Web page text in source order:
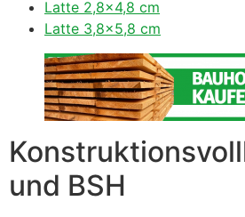
Latte 2,8×4,8 cm
Latte 3,8×5,8 cm
und BSH